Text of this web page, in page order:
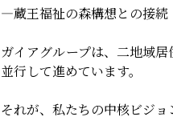
—蔵王福祉の森構想との接続
ガイアグループは、二地域
並行して進めています。
それが、私たちの中核ビジョ